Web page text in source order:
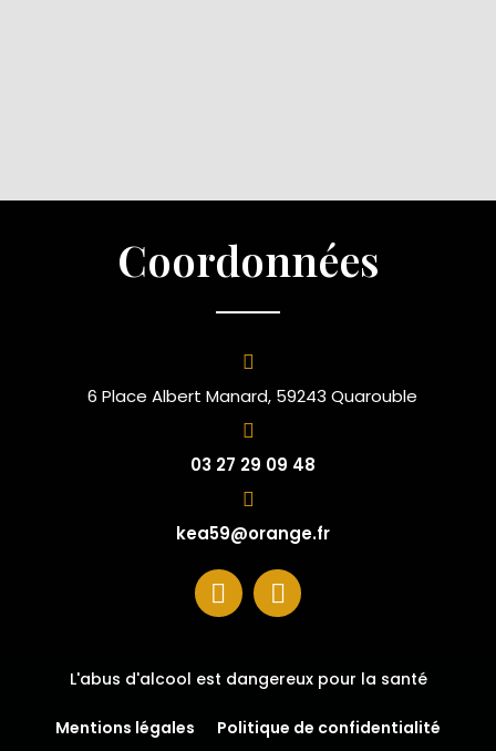
Coordonnées
6 Place Albert Manard, 59243 Quarouble
03 27 29 09 48
kea59@orange.fr
L'abus d'alcool est dangereux pour la santé
Mentions légales Politique de confidentialité